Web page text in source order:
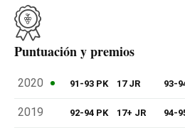
Puntuación y premios
2020 91-93 PK 17 JR 93-
2019 92-94 PK 17+ JR 94-